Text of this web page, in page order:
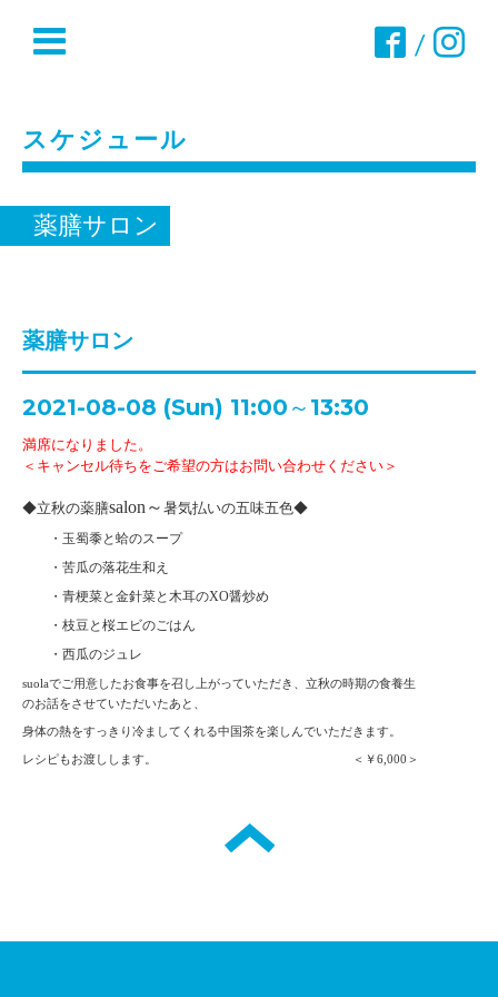
/
スケジュール
薬膳サロン
薬膳サロン
2021-08-08 (Sun) 11:00～13:30
満席になりました。
＜キャンセル待ちをご希望の方はお問い合わせください＞
◆立秋の薬膳salon ～ 暑気払いの五味五色◆
・玉蜀黍と蛤のスープ
・苦瓜の落花生和え
・青梗菜と金針菜と木耳のXO醤炒め
・枝豆と桜エビのごはん
・西瓜のジュレ
suolaでご用意したお食事を召し上がっていただき、 立秋の時期の食養生
のお話をさせていただいたあと、
身体の熱をすっきり冷ましてくれる中国茶を楽しんでいただきます。
レシピもお渡しします。 ＜￥6,000 ＞